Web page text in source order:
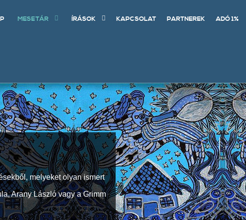
MESETÁR ÍRÁSOK KAPCSOLAT PARTNEREK ADÓ 1%
melyeket olyan ismert
Arany László vagy a Grimm